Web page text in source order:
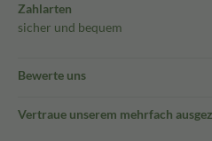
Zahlarten
sicher und bequem
Bewerte uns
Vertraue unserem mehrfach